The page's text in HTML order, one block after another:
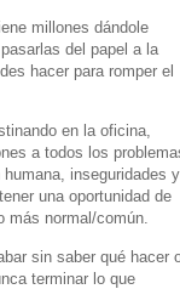
millones dándole
del papel a la
hacer para romper el
en la oficina,
a todos los
inseguridades y
una oportunidad de
más normal/común.
sin saber qué hacer
terminar lo que